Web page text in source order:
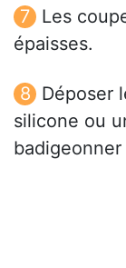
Les
épaisses.
Déposer
silicone ou